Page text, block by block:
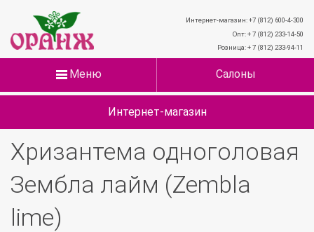
Интернет-магазин: +7 (812) 600-4-300
Опт: + 7 (812) 233-14-50
Розница: + 7 (812) 233-94-11
Меню Салоны
Интернет-магазин
Хризантема одноголовая
Зембла лайм (Zembla
lime)